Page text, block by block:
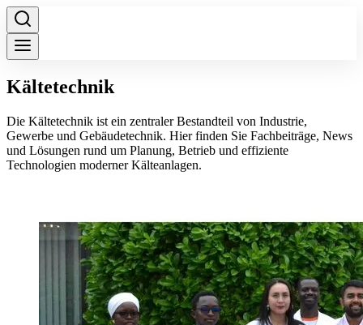
Kältetechnik
Die Kältetechnik ist ein zentraler Bestandteil von Industrie,
Gewerbe und Gebäudetechnik. Hier finden Sie Fachbeiträge, News
und Lösungen rund um Planung, Betrieb und effiziente
Technologien moderner Kälteanlagen.